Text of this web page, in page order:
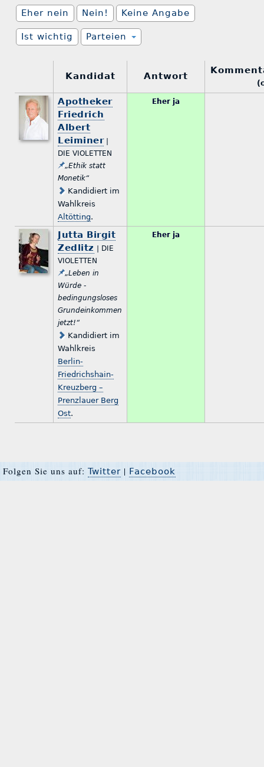
Eher nein Nein! Keine Angabe
Ist wichtig Parteien
Kandidat Antwort
Apotheker
Friedrich
Albert
Leiminer|
DIE VIOLETTEN
„Ethik statt
Monetik“
Kandidiert im
Wahlkreis
Altötting.
Eher ja
Jutta Birgit
Zedlitz
| DIE
VIOLETTEN
„Leben in
Würde -
bedingungsloses
Grundeinkommen
jetzt!“
Kandidiert im
Wahlkreis
Berlin-
Friedrichshain-
Kreuzberg –
Prenzlauer Berg
Ost.
Eher ja
Folgen Sie uns auf: Twitter | Facebook